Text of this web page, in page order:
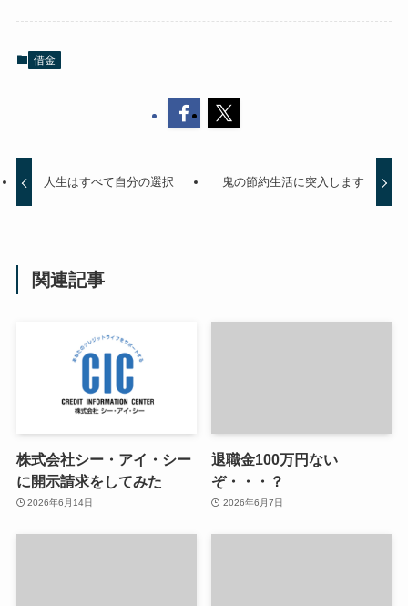
借金
人生はすべて自分の選択 鬼の節約生活に突入します
関連記事
株式会社シー・アイ・シー
に開示請求をしてみた
2026年6月14日
退職金100万円ない
ぞ・・・？
2026年6月7日